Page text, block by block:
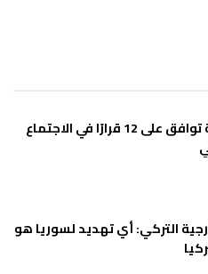
الحكومة توافق على 12 قرارًا في الاجتماع
التركي: أي تهديد لسوريا هو